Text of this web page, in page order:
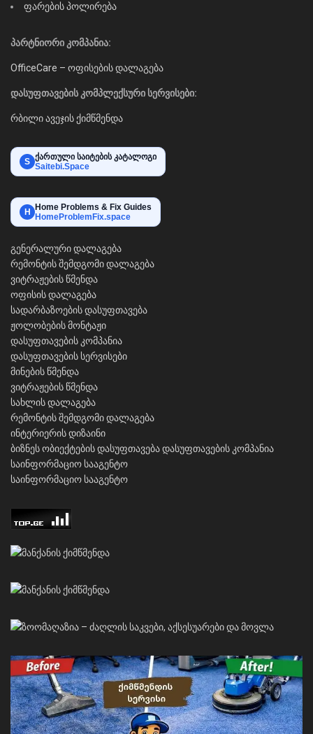
ფარების პოლირება
პარტნიორი კომპანია:
OfficeCare – ოფისების დალაგება
დასუფთავების კომპლექსური სერვისები:
რბილი ავეჯის ქიმწმენდა
S ქართული საიტების კატალოგი
Saitebi.Space
H
Home Problems & Fix Guides
HomeProblemFix.space
გენერალური დალაგება
რემონტის შემდგომი დალაგება
ვიტრაჟების წმენდა
ოფისის დალაგება
სადარბაზოების დასუფთავება
ჟოლობების მონტაჟი
დასუფთავების კომპანია
დასუფთავების სერვისები
მინების წმენდა
ვიტრაჟების წმენდა
სახლის დალაგება
რემონტის შემდგომი დალაგება
ინტერიერის დიზაინი
ბიზნეს ობიექტების დასუფთავებადასუფთავების კომპანია
საინფორმაციო სააგენტო
საინფორმაციო სააგენტო